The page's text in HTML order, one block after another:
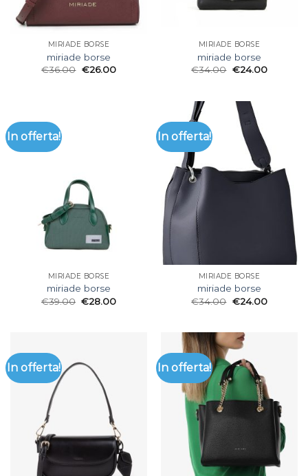
MIRIADE BORSE
miriade borse
€36.00 €26.00
MIRIADE BORSE
miriade borse
€34.00 €24.00
In offerta!
MIRIADE BORSE
miriade borse
€39.00 €28.00
In offerta!
MIRIADE BORSE
miriade borse
€34.00 €24.00
In offerta! In offerta!